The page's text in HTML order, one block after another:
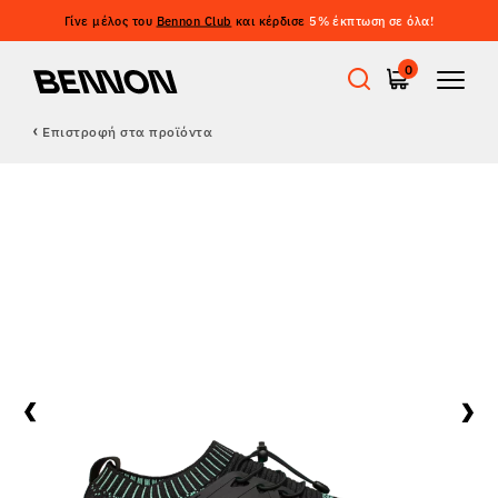
Γίνε μέλος του Bennon Club και κέρδισε 5% έκπτωση σε όλα!
0
Outdoor
Casual παπούτσια
Επιστροφή στα προϊόντα